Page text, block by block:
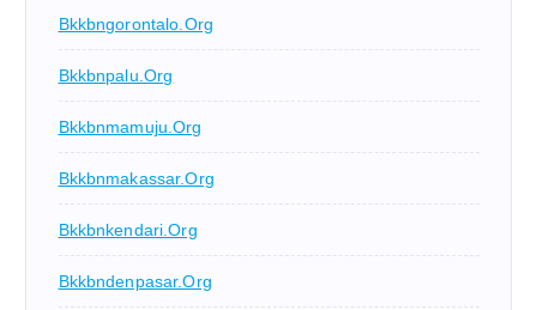
Bkkbngorontalo.org
Bkkbnpalu.org
Bkkbnmamuju.org
Bkkbnmakassar.org
Bkkbnkendari.org
Bkkbndenpasar.org